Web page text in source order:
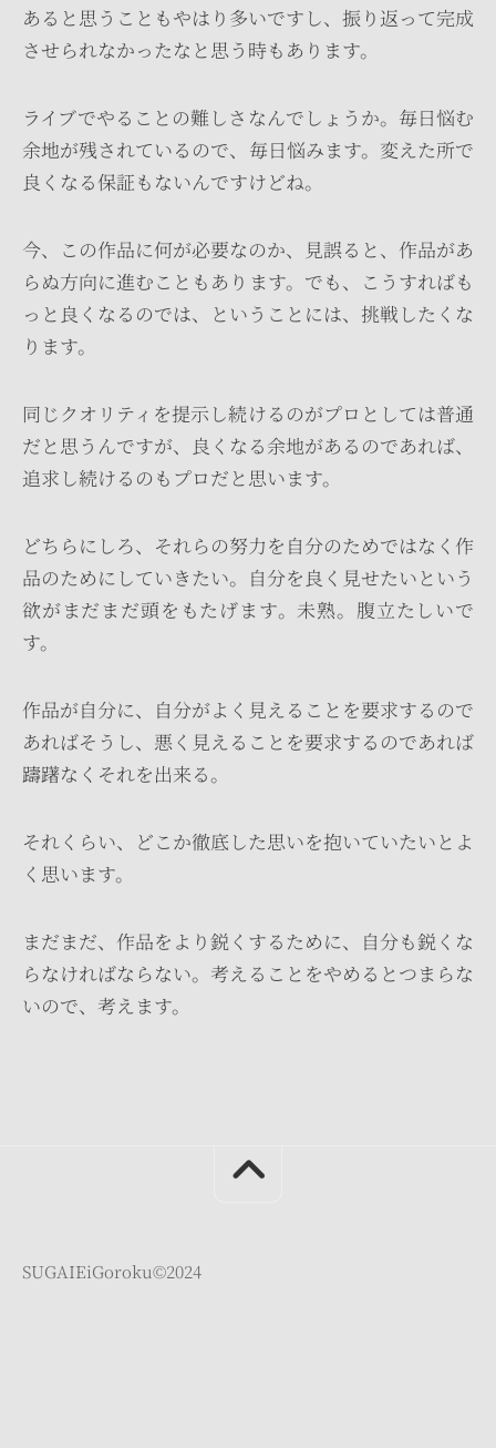
あると思うこともやはり多いですし、振り返って完成
させられなかったなと思う時もあります。
ライブでやることの難しさなんでしょうか。毎日悩む
余地が残されているので、毎日悩みます。変えた所で
良くなる保証もないんですけどね。
今、この作品に何が必要なのか、見誤ると、作品があ
らぬ方向に進むこともあります。でも、こうすればも
っと良くなるのでは、ということには、挑戦したくな
ります。
同じクオリティを提示し続けるのがプロとしては普通
だと思うんですが、良くなる余地があるのであれば、
追求し続けるのもプロだと思います。
どちらにしろ、それらの努力を自分のためではなく作
品のためにしていきたい。自分を良く見せたいという
欲がまだまだ頭をもたげます。未熟。腹立たしいで
す。
作品が自分に、自分がよく見えることを要求するので
あればそうし、悪く見えることを要求するのであれば
躊躇なくそれを出来る。
それくらい、どこか徹底した思いを抱いていたいとよ
く思います。
まだまだ、作品をより鋭くするために、自分も鋭くな
らなければならない。考えることをやめるとつまらな
いので、考えます。
SUGAIEiGoroku©︎2024